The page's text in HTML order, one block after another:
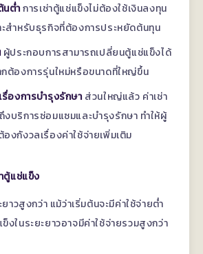
นต่ำการเช่าตู้แช่แข็งไม่ต้องใช้เงินลงทุน
ะสำหรับธุรกิจที่ต้องการประหยัดต้นทุน
ผู้ประกอบการสามารถเปลี่ยนตู้แช่แข็งได้
ต้องการรุ่นใหม่หรือขนาดที่ใหญ่ขึ้น
องการบำรุงรักษา ส่วนใหญ่แล้ว ค่าเช่า
งบริการซ่อมแซมและบำรุงรักษา ทำให้ผู้
งกังวลเรื่องค่าใช้จ่ายเพิ่มเติม
ตู้แช่แข็ง
ยาวสูงกว่า แม้ว่าเริ่มต้นจะมีค่าใช้จ่ายต่ำ
งในระยะยาวอาจมีค่าใช้จ่ายรวมสูงกว่า